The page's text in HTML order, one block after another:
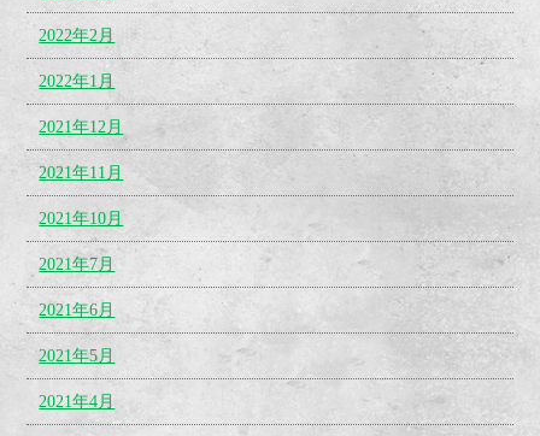
2022年2月
2022年1月
2021年12月
2021年11月
2021年10月
2021年7月
2021年6月
2021年5月
2021年4月